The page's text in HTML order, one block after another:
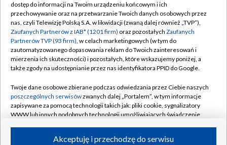
Abonament TVP
Emisja w TVP
Centrum informacji TVP
Naziemna Telewizja Cyfrowa
Rada Programowa
System NOS
Informacje o nadawcy
Regulamin TVP
Polityka prywatności
Moje zgody
Pomoc
Kontakt
Kanały
dostęp do informacji na Twoim urządzeniu końcowym i ich
przechowywanie oraz na przetwarzanie Twoich danych osobowych przez
nas, czyli Telewizję Polską S.A. w likwidacji (zwaną dalej również „TVP”),
Zaufanych Partnerów z IAB* (1201 firm) oraz pozostałych Zaufanych
Partnerów TVP (93 firm), w celach marketingowych (w tym do
zautomatyzowanego dopasowania reklam do Twoich zainteresowań i
mierzenia ich skuteczności) i pozostałych, które wskazujemy poniżej, a
także zgody na udostępnianie przez nas identyfikatora PPID do Google.
Twoje dane osobowe zbierane podczas odwiedzania przez Ciebie naszych
poszczególnych serwisówzwanych dalej „Portalem”, w tym informacje
zapisywane za pomocą technologii takich jak: pliki cookie, sygnalizatory
WWW lub innych podobnych technologii umożliwiających świadczenie
ruchu w Internecie.Akceptuję i przechodzę do serwisu